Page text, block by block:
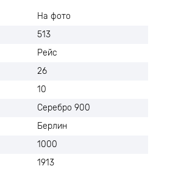
На фото
513
Рейс
26
10
Серебро 900
Берлин
1000
1913